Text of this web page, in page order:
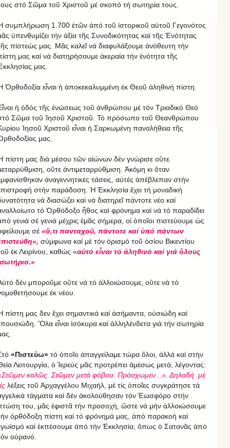
στό Σῶμα τοῦ Χριστοῦ μέ σκοπό τή σωτηρία τους.
συμπλήρωση 1.700 ἐτῶν ἀπό τοῦ ἱστορικοῦ αὐτοῦ Γεγονότος
ὑπενθυμίζει τήν ἀξία τῆς Συνοδικότητας καί τῆς Ἑνότητας
πίστεώς μας. Μᾶς καλεῖ νά διαφυλάξουμε ἀνόθευτη τήν
μας καί νά διατηρήσουμε ἀκεραία τήν ἑνότητα τῆς
μας.
Ὀρθοδοξία εἶναι ἡ ἀποκεκαλυμμένη ἐκ Θεοῦ ἀληθινή πίστη.
ἡ ὁδός τῆς ἑνώσεως τοῦ ἀνθρώπου μέ τόν Τριαδικό Θεό
Σῶμα τοῦ Ἰησοῦ Χριστοῦ. Τό πρόσωπο τοῦ Θεανθρώπου
Ἰησοῦ Χριστοῦ εἶναι ἡ Σαρκωμένη παναλήθεια τῆς
μας.
πίστη μας διά μέσου τῶν αἰώνων δέν γνώρισε οὒτε
οὒτε ἀντιμεταρρύθμιση. Ἀκόμη κι ὅταν
ἀναγεννητικές τάσεις, αὐτές ἀπέβλεπαν στήν
στήν παράδοση. Ἡ Ἐκκλησία ἔχει τή μοναδική
νά διασώζει καί νά διατηρεῖ πάντοτε νέο καί
τό Ὀρθόδοξο ἦθος καί φρόνημα καί νά τό παραδίδει
γενιά σέ γενιά μέχρις ἐμᾶς σήμερα, οἱ ὁποῖοι πιστεύουμε ὡς
σέ «ὃ,τι πανταχοῦ, πάντοτε καί ὑπό πάντων
σύμφωνα καί μέ τόν ὁρισμό τοῦ ὁσίου Βικεντίου
ἐκ Λειρίνου, καθώς «αὐτό εἶναι τό ἀληθινό καί γιά ὅλους
δέν μποροῦμε οὒτε νά τό ἀλλοιώσουμε, οὒτε νά τό
ἐκ νέου.
πίστη μας δεν ἒχει σημαντικά καί ἀσήμαντα, οὐσιώδη καί
Ὃλα εἶναι ἰσόκυρα καί ἀλληλένδετα γιά τήν σωτηρία
«Πιστεύω» τό ὁποῖο ἀπαγγείλαμε τώρα ὃλοι, ἀλλά καί στήν
Λειτουργία, ὁ Ἱερεύς μᾶς προτρέπει ἀμέσως μετά, λέγοντας:
καλῶς. Στῶμεν μετά φόβου. Πρόσχωμεν...». Δηλαδή μέ
λέξεις τοῦ Ἀρχαγγέλου Μιχαήλ, μέ τίς ὁποῖες συγκράτησε τά
τάγματα καί δέν ἀκολούθησαν τόν Ἑωσφόρο στήν
του, μᾶς ἐφιστᾶ τήν προσοχή, ὥστε νά μήν ἀλλοιώσουμε
ὀρθόδοξη πίστη καί τό φρόνημά μας, ἀπό παρακοή καί
καί ἐκπέσουμε ἀπό τήν Ἐκκλησία, ὅπως ὁ Σατανᾶς ἀπό
οὐρανό.